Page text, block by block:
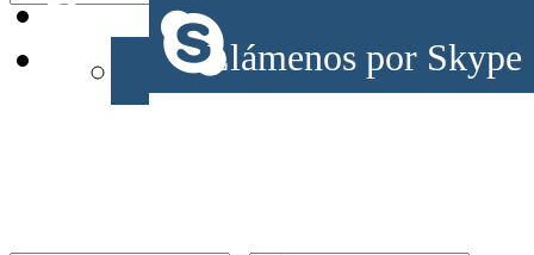
Llámenos por Skype
Busco:
Tipo: